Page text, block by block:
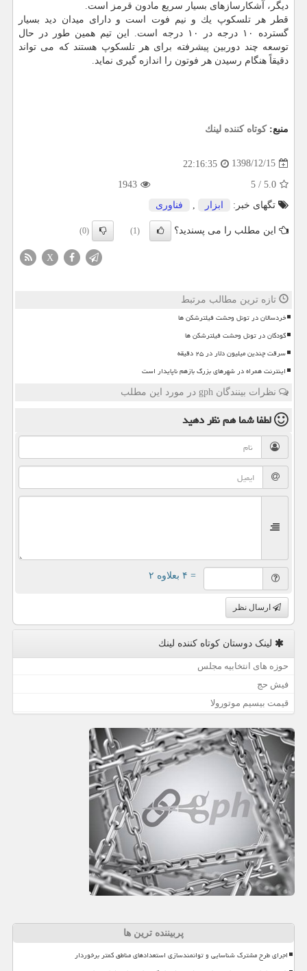
دیگر، آشكارسازهای بسیار سریع مادون قرمز است.
قطر هر تلسكوپ یك و نیم فوت است و دارای میدان دید بسیار
گسترده ۱۰ درجه در ۱۰ درجه است. این تیم همین طور در حال
توسعه چند دوربین پیشرفته برای هر تلسكوپ هستند كه می تواند
دقیقاً هنگام رسیدن هر فوتون را اندازه گیری نماید.
منبع: كوتاه كننده لینك
1398/12/15
22:16:35
5.0
/
5
1943
تگهای خبر:
ابزار , فناوری
این مطلب را می پسندید؟ (1)
(0)
X
تازه ترین مطالب مرتبط
خردسالان در تونل وحشت فیلترشکن ها
کودکان در تونل وحشت فیلترشکن ها
سرقت چندین میلیون دلار در ۲۵ دقیقه
اینترنت همراه در شهرهای بزرگ بازهم ناپایدار است
نظرات بینندگان gph در مورد این مطلب
لطفا شما همنظر دهید
= ۴ بعلاوه ۲
ارسال نظر
لینک دوستان كوتاه كننده لینك
حوزه های انتخابیه مجلس
فیش حج
قیمت بیسیم موتورولا
پربیننده ترین ها
اجرای طرح مشترک شناسایی و توانمندسازی استعدادهای مناطق کمتر برخوردار